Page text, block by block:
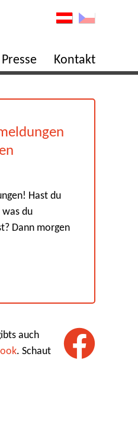
Presse Kontakt
Hast du
du
Dann morgen
auch
. Schaut